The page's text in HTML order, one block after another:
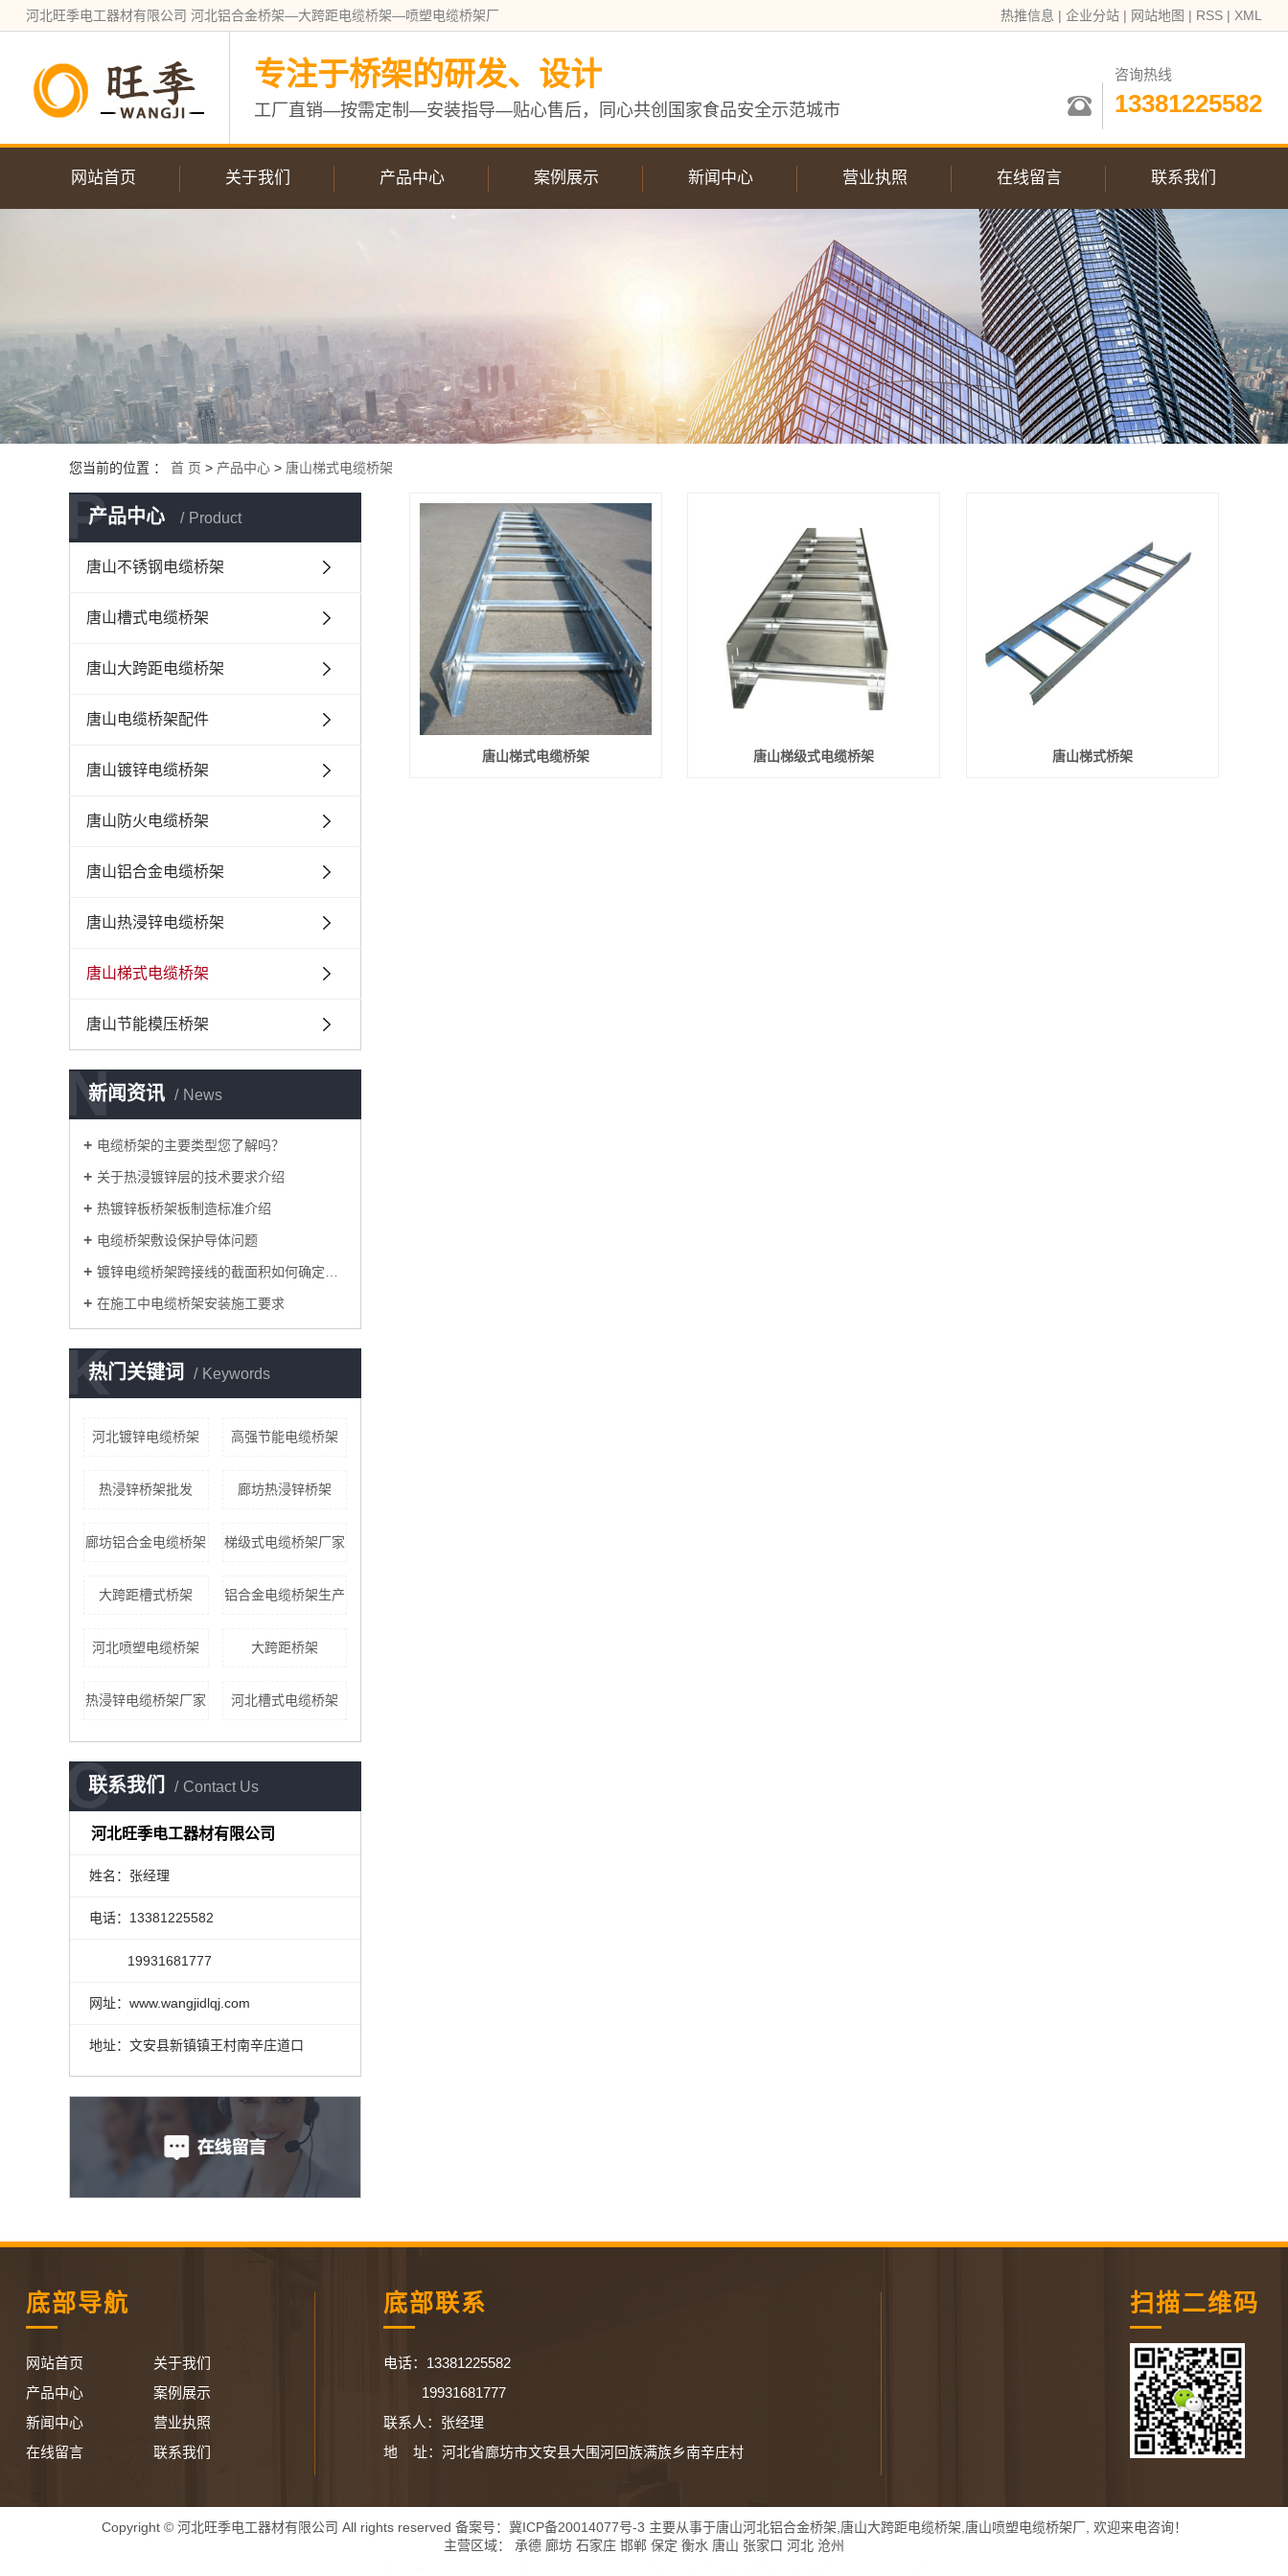
河北旺季电工器材有限公司 河北铝合金桥架—大跨距电缆桥架—喷塑电缆桥架厂 热推信息 | 企业分站 | 网站地图 | RSS | XML
专注于桥架的研发、设计
工厂直销—按需定制—安装指导—贴心售后，同心共创国家食品安全示范城市
咨询热线
13381225582
网站首页 关于我们 产品中心
唐山电缆桥架配件
唐山镀锌电缆桥架
唐山防火电缆桥架
唐山铝合金电缆桥架
唐山梯式电缆桥架
案例展示 新闻中心 营业执照 在线留言 联系我们
联系我们
您当前的位置 ： 首 页 > 产品中心 > 唐山梯式电缆桥架
产品中心 Product
P
唐山不锈钢电缆桥架
唐山槽式电缆桥架
唐山大跨距电缆桥架
唐山电缆桥架配件
唐山镀锌电缆桥架
唐山防火电缆桥架
唐山铝合金电缆桥架
唐山热浸锌电缆桥架
唐山梯式电缆桥架
唐山节能模压桥架
新闻资讯 News
N
电缆桥架的主要类型您了解吗？
关于热浸镀锌层的技术要求介绍
热镀锌板桥架板制造标准介绍
电缆桥架敷设保护导体问题
镀锌电缆桥架跨接线的截面积如何确定呢？
在施工中电缆桥架安装施工要求
热门关键词 Keywords
K
河北镀锌电缆桥架 高强节能电缆桥架
热浸锌桥架批发 廊坊热浸锌桥架
廊坊铝合金电缆桥架 梯级式电缆桥架厂家
大跨距槽式桥架 铝合金电缆桥架生产
河北喷塑电缆桥架 大跨距桥架
热浸锌电缆桥架厂家 河北槽式电缆桥架
联系我们 Contact Us
C
河北旺季电工器材有限公司
姓名：张经理
电话：13381225582
19931681777
网址：www.wangjidlqj.com
地址：文安县新镇镇王村南辛庄道口
唐山梯式电缆桥架 唐山梯级式电缆桥架 唐山梯式桥架
底部导航
网站首页
关于我们
产品中心
案例展示
新闻中心
营业执照
在线留言
联系我们
底部联系
电话：13381225582
19931681777
联系人：张经理
地 址：河北省廊坊市文安县大围河回族满族乡南辛庄村
扫描二维码
Copyright © 河北旺季电工器材有限公司 All rights reserved 备案号： 冀ICP备20014077号-3 主要从事于唐山河北铝合金桥架,唐山大跨距电缆桥架,唐山喷塑电缆桥架厂, 欢迎来电咨询！
主营区域： 承德 廊坊 石家庄 邯郸 保定 衡水 唐山 张家口 河北 沧州